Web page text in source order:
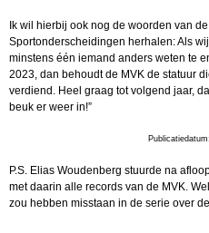
Ik wil hierbij ook nog de woorden van
Sportonderscheidingen herhalen: Als
minstens één iemand anders weten te
2023, dan behoudt de MVK de statuur
verdiend. Heel graag tot volgend jaar,
beuk er weer in!”
P.S. Elias Woudenberg stuurde na
met daarin alle records van de MVK.
zou hebben misstaan in de serie over